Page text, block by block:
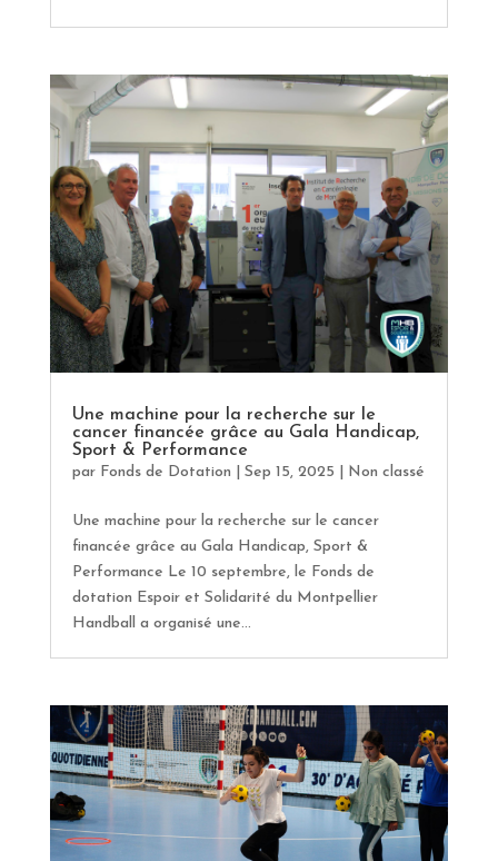
Une machine pour la recherche sur le
cancer financée grâce au Gala Handicap,
Sport & Performance
par Fonds de Dotation Sep 15, 2025 Non classé
Une machine pour la recherche sur le cancer
financée grâce au Gala Handicap, Sport &
Performance Le 10 septembre, le Fonds de
dotation Espoir et Solidarité du Montpellier
Handball a organisé une...